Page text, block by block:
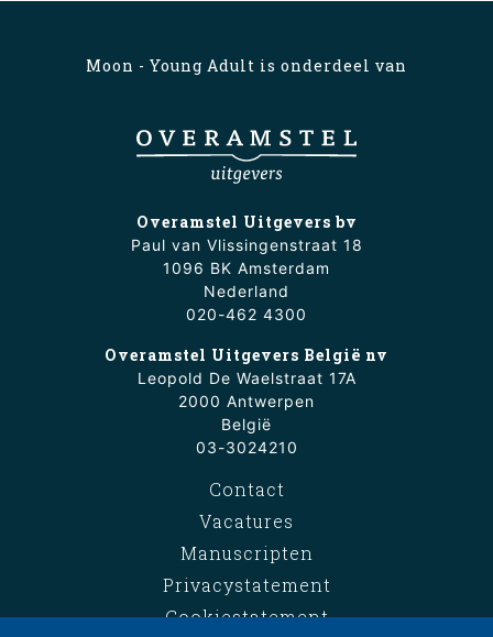
Moon - Young Adult is onderdeel van
Overamstel Uitgevers bv
Paul van Vlissingenstraat 18
1096 BK Amsterdam
Nederland
020-462 4300
Overamstel Uitgevers België nv
Leopold De Waelstraat 17A
2000 Antwerpen
België
03-3024210
Contact
Vacatures
Manuscripten
Privacystatement
Cookiestatement